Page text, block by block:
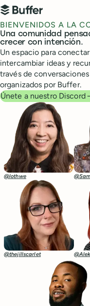
Navegación principal
Buffer
BIENVENIDOS A LA
Una comunidad
crecer con intención.
Un espacio para
intercambiar ideas y
través de
organizados por Buffer.
Únete a nuestro Discord
@lothwe
@thejillscarlet